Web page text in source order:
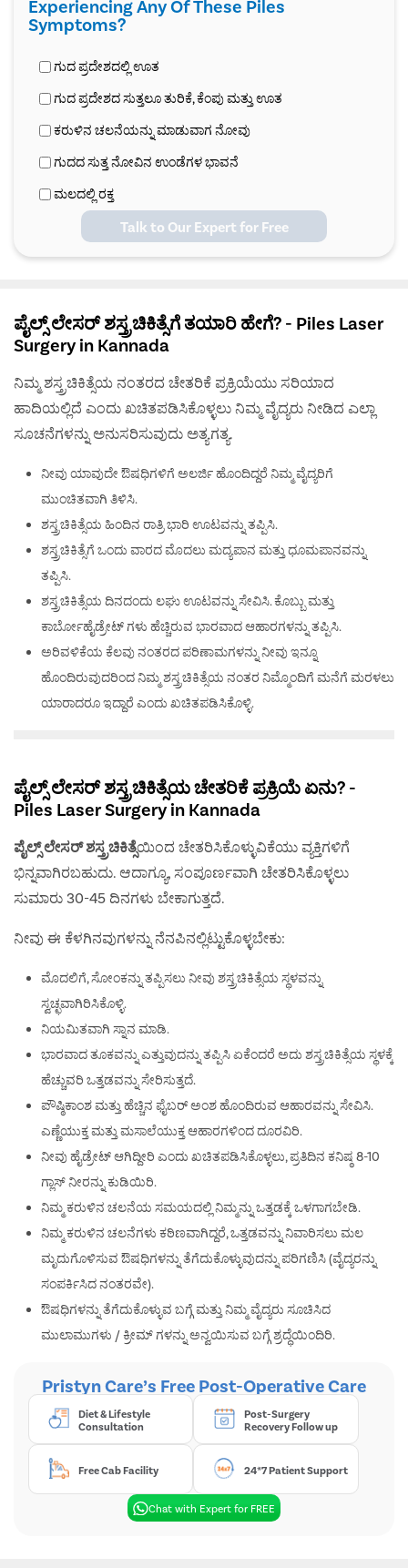
Experiencing Any Of These Piles
Symptoms?
ಗುದ ಪ್ರದೇಶದಲ್ಲಿ ಊತ
ಗುದ ಪ್ರದೇಶದ ಸುತ್ತಲೂ ತುರಿಕೆ, ಕೆಂಪು ಮತ್ತು ಊತ
ಕರುಳಿನ ಚಲನೆಯನ್ನು ಮಾಡುವಾಗ ನೋವು
ಗುದದ ಸುತ್ತ ನೋವಿನ ಉಂಡೆಗಳ ಭಾವನೆ
ಮಲದಲ್ಲಿ ರಕ್ತ
Talk to Our Expert for Free
ಪೈಲ್ಸ್ ಲೇಸರ್ ಶಸ್ತ್ರಚಿಕಿತ್ಸೆಗೆ ತಯಾರಿ ಹೇಗೆ? - Piles Laser
Surgery in Kannada
ನಿಮ್ಮ ಶಸ್ತ್ರಚಿಕಿತ್ಸೆಯ ನಂತರದ ಚೇತರಿಕೆ ಪ್ರಕ್ರಿಯೆಯು ಸರಿಯಾದ
ಹಾದಿಯಲ್ಲಿದೆ ಎಂದು ಖಚಿತಪಡಿಸಿಕೊಳ್ಳಲು ನಿಮ್ಮ ವೈದ್ಯರು ನೀಡಿದ ಎಲ್ಲಾ
ಸೂಚನೆಗಳನ್ನು ಅನುಸರಿಸುವುದು ಅತ್ಯಗತ್ಯ.
ನೀವು ಯಾವುದೇ ಔಷಧಿಗಳಿಗೆ ಅಲರ್ಜಿ ಹೊಂದಿದ್ದರೆ ನಿಮ್ಮ ವೈದ್ಯರಿಗೆ
ಮುಂಚಿತವಾಗಿ ತಿಳಿಸಿ.
ಶಸ್ತ್ರಚಿಕಿತ್ಸೆಯ ಹಿಂದಿನ ರಾತ್ರಿ ಭಾರಿ ಊಟವನ್ನು ತಪ್ಪಿಸಿ.
ಶಸ್ತ್ರಚಿಕಿತ್ಸೆಗೆ ಒಂದು ವಾರದ ಮೊದಲು ಮದ್ಯಪಾನ ಮತ್ತು ಧೂಮಪಾನವನ್ನು
ತಪ್ಪಿಸಿ.
ಶಸ್ತ್ರಚಿಕಿತ್ಸೆಯ ದಿನದಂದು ಲಘು ಊಟವನ್ನು ಸೇವಿಸಿ. ಕೊಬ್ಬು ಮತ್ತು
ಕಾರ್ಬೋಹೈಡ್ರೇಟ್ ಗಳು ಹೆಚ್ಚಿರುವ ಭಾರವಾದ ಆಹಾರಗಳನ್ನು ತಪ್ಪಿಸಿ.
ಅರಿವಳಿಕೆಯ ಕೆಲವು ನಂತರದ ಪರಿಣಾಮಗಳನ್ನು ನೀವು ಇನ್ನೂ
ಹೊಂದಿರುವುದರಿಂದ ನಿಮ್ಮ ಶಸ್ತ್ರಚಿಕಿತ್ಸೆಯ ನಂತರ ನಿಮ್ಮೊಂದಿಗೆ ಮನೆಗೆ ಮರಳಲು
ಯಾರಾದರೂ ಇದ್ದಾರೆ ಎಂದು ಖಚಿತಪಡಿಸಿಕೊಳ್ಳಿ.
ಪೈಲ್ಸ್ ಲೇಸರ್ ಶಸ್ತ್ರಚಿಕಿತ್ಸೆಯ ಚೇತರಿಕೆ ಪ್ರಕ್ರಿಯೆ ಏನು? -
Piles Laser Surgery in Kannada
ಪೈಲ್ಸ್ ಲೇಸರ್ ಶಸ್ತ್ರಚಿಕಿತ್ಸೆಯಿಂದ ಚೇತರಿಸಿಕೊಳ್ಳುವಿಕೆಯು ವ್ಯಕ್ತಿಗಳಿಗೆ
ಭಿನ್ನವಾಗಿರಬಹುದು. ಆದಾಗ್ಯೂ, ಸಂಪೂರ್ಣವಾಗಿ ಚೇತರಿಸಿಕೊಳ್ಳಲು
ಸುಮಾರು 30-45 ದಿನಗಳು ಬೇಕಾಗುತ್ತದೆ.
ನೀವು ಈ ಕೆಳಗಿನವುಗಳನ್ನು ನೆನಪಿನಲ್ಲಿಟ್ಟುಕೊಳ್ಳಬೇಕು:
ಮೊದಲಿಗೆ, ಸೋಂಕನ್ನು ತಪ್ಪಿಸಲು ನೀವು ಶಸ್ತ್ರಚಿಕಿತ್ಸೆಯ ಸ್ಥಳವನ್ನು
ಸ್ವಚ್ಛವಾಗಿರಿಸಿಕೊಳ್ಳಿ.
ನಿಯಮಿತವಾಗಿ ಸ್ನಾನ ಮಾಡಿ.
ಭಾರವಾದ ತೂಕವನ್ನು ಎತ್ತುವುದನ್ನು ತಪ್ಪಿಸಿ ಏಕೆಂದರೆ ಅದು ಶಸ್ತ್ರಚಿಕಿತ್ಸೆಯ ಸ್ಥಳಕ್ಕೆ
ಹೆಚ್ಚುವರಿ ಒತ್ತಡವನ್ನು ಸೇರಿಸುತ್ತದೆ.
ಪೌಷ್ಠಿಕಾಂಶ ಮತ್ತು ಹೆಚ್ಚಿನ ಫೈಬರ್ ಅಂಶ ಹೊಂದಿರುವ ಆಹಾರವನ್ನು ಸೇವಿಸಿ.
ಎಣ್ಣೆಯುಕ್ತ ಮತ್ತು ಮಸಾಲೆಯುಕ್ತ ಆಹಾರಗಳಿಂದ ದೂರವಿರಿ.
ನೀವು ಹೈಡ್ರೇಟ್ ಆಗಿದ್ದೀರಿ ಎಂದು ಖಚಿತಪಡಿಸಿಕೊಳ್ಳಲು, ಪ್ರತಿದಿನ ಕನಿಷ್ಠ 8-10
ಗ್ಲಾಸ್ ನೀರನ್ನು ಕುಡಿಯಿರಿ.
ನಿಮ್ಮ ಕರುಳಿನ ಚಲನೆಯ ಸಮಯದಲ್ಲಿ ನಿಮ್ಮನ್ನು ಒತ್ತಡಕ್ಕೆ ಒಳಗಾಗಬೇಡಿ.
ನಿಮ್ಮ ಕರುಳಿನ ಚಲನೆಗಳು ಕಠಿಣವಾಗಿದ್ದರೆ, ಒತ್ತಡವನ್ನು ನಿವಾರಿಸಲು ಮಲ
ಮೃದುಗೊಳಿಸುವ ಔಷಧಿಗಳನ್ನು ತೆಗೆದುಕೊಳ್ಳುವುದನ್ನು ಪರಿಗಣಿಸಿ (ವೈದ್ಯರನ್ನು
ಸಂಪರ್ಕಿಸಿದ ನಂತರವೇ).
ಔಷಧಿಗಳನ್ನು ತೆಗೆದುಕೊಳ್ಳುವ ಬಗ್ಗೆ ಮತ್ತು ನಿಮ್ಮ ವೈದ್ಯರು ಸೂಚಿಸಿದ
ಮುಲಾಮುಗಳು / ಕ್ರೀಮ್ ಗಳನ್ನು ಅನ್ವಯಿಸುವ ಬಗ್ಗೆ ಶ್ರದ್ಧೆಯಿಂದಿರಿ.
Pristyn Care’s Free Post-Operative Care
Diet & Lifestyle
Consultation
Post-Surgery
Recovery Follow up
Free Cab Facility 24*7 Patient Support
Chat with Expert for FREE